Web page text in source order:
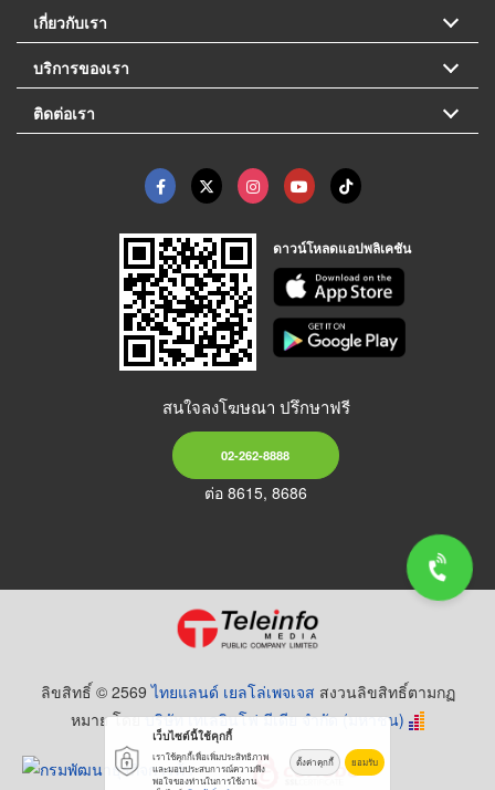
เกี่ยวกับเรา
บริการของเรา
ติดต่อเรา
ดาวน์โหลดแอปพลิเคชัน
สนใจลงโฆษณา ปรึกษาฟรี
02-262-8888
ต่อ 8615, 8686
ลิขสิทธิ์ © 2569ไทยแลนด์ เยลโล่เพจเจส สงวนลิขสิทธิ์ตามกฏ
หมาย โดยบริษัท เทเลอินโฟ มีเดีย จำกัด (มหาชน)
เว็บไซต์นี้ใช้คุกกี้
เราใช้คุกกี้เพื่อเพิ่มประสิทธิภาพ
และมอบประสบการณ์ความพึง
พอใจของท่านในการใช้งาน
ตั้งค่าคุกกี้ ยอมรับ